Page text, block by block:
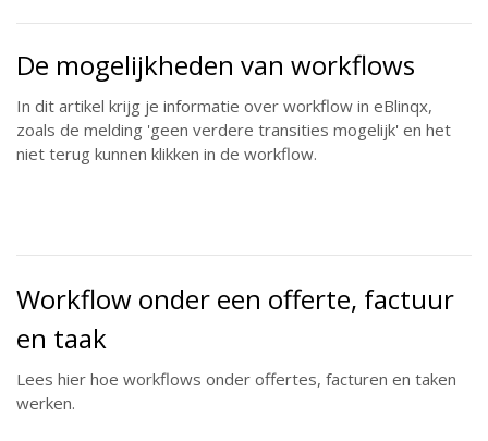
De mogelijkheden van workflows
In dit artikel krijg je informatie over workflow in eBlinqx,
zoals de melding 'geen verdere transities mogelijk' en het
niet terug kunnen klikken in de workflow.
Workflow onder een offerte, factuur
en taak
Lees hier hoe workflows onder offertes, facturen en taken
werken.